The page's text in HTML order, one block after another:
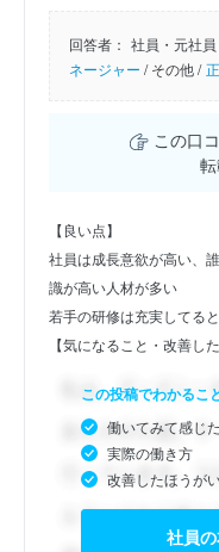
回答者： 社員・元社員
ネージャー /その他 /
この口
【良い点】
社員は成長意欲が高い、
識が高い人材が多い
若手の研修は充実してると
【気になること・改善し
この投稿でわかるこ
働いてみて感じ
実際の働き方
改善したほうが
社員の